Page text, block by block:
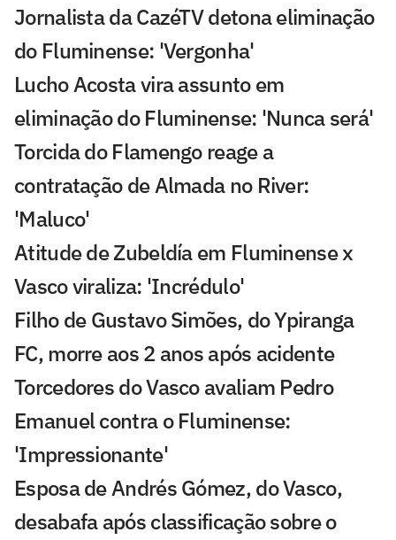
Jornalista da CazéTV detona eliminação
do Fluminense: 'Vergonha'
Lucho Acosta vira assunto em
eliminação do Fluminense: 'Nunca será'
Torcida do Flamengo reage a
contratação de Almada no River:
'Maluco'
Atitude de Zubeldía em Fluminense x
Vasco viraliza: 'Incrédulo'
Filho de Gustavo Simões, do Ypiranga
FC, morre aos 2 anos após acidente
Torcedores do Vasco avaliam Pedro
Emanuel contra o Fluminense:
'Impressionante'
Esposa de Andrés Gómez, do Vasco,
desabafa após classificação sobre o